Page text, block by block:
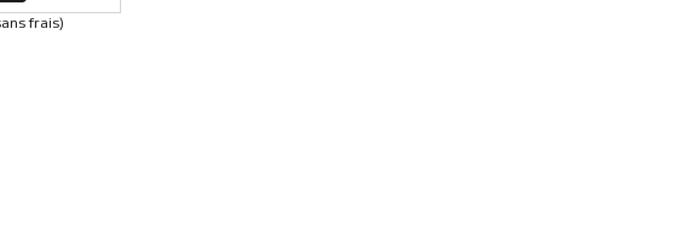
sur le plan de paiement sélectionné
frais)